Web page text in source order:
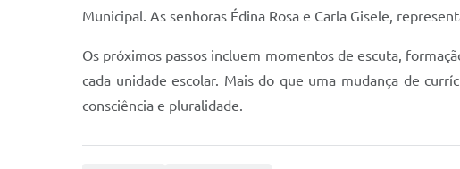
Municipal. As senhoras Édina Rosa e Carla Gisele,
Os próximos passos incluem momentos de escuta,
cada unidade escolar. Mais do que uma mudança de
consciência e pluralidade.